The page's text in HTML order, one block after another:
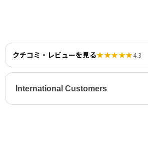
クチコミ・レビューを見る★★★★★4.3
International Customers